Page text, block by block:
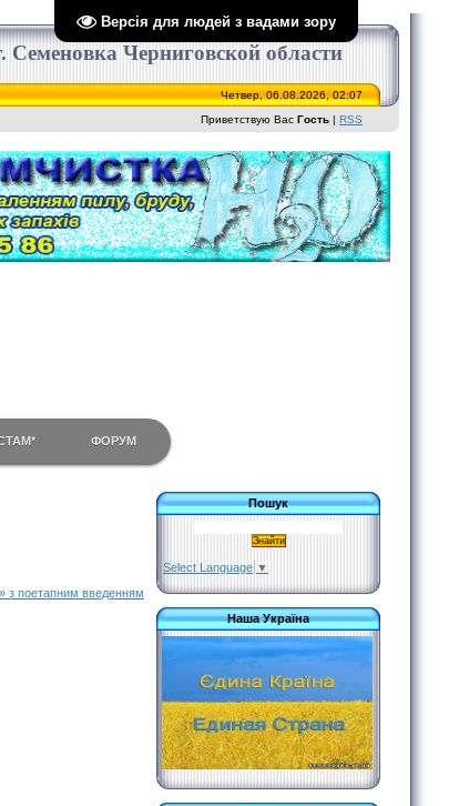
Версія для людей з вадами зору
Семеновка Черниговской области
Четвер, 06.08.2026, 02:07
Приветствую Вас Гость | RSS
ФОРУМ
з поетапним введенням
Пошук
Select Language ▼
Наша Україна